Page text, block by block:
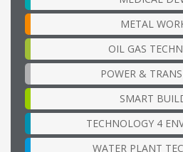
METAL
OIL GAS
POWER &
SMART
TECHNOLOGY 4
WATER PLANT